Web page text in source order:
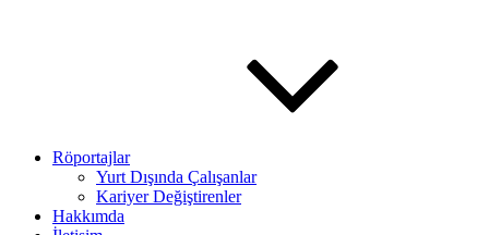
Röportajlar
Yurt Dışında Çalışanlar
Kariyer Değiştirenler
Hakkımda